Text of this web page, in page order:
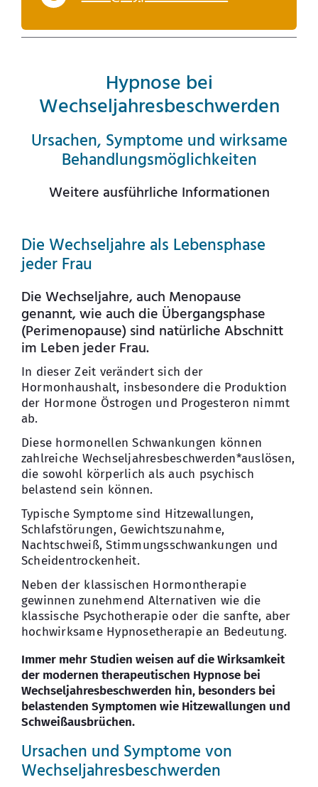
Hypnose bei
Wechseljahresbeschwerden
Ursachen, Symptome und wirksame
Behandlungsmöglichkeiten
Weitere ausführliche Informationen
Die Wechseljahre als Lebensphase
jeder Frau
Die Wechseljahre, auch Menopause
genannt, wie auch die Übergangsphase
(Perimenopause) sind natürliche Abschnitt
im Leben jeder Frau.
In dieser Zeit verändert sich der
Hormonhaushalt, insbesondere die Produktion
der Hormone Östrogen und Progesteron nimmt
ab.
Diese hormonellen Schwankungen können
zahlreiche Wechseljahresbeschwerden*auslösen,
die sowohl körperlich als auch psychisch
belastend sein können.
Typische Symptome sind Hitzewallungen,
Schlafstörungen, Gewichtszunahme,
Nachtschweiß, Stimmungsschwankungen und
Scheidentrockenheit.
Neben der klassischen Hormontherapie
gewinnen zunehmend Alternativen wie die
klassische Psychotherapie oder die sanfte, aber
hochwirksame Hypnosetherapie an Bedeutung.
Immer mehr Studien weisen auf die Wirksamkeit
der modernen therapeutischen Hypnose bei
Wechseljahresbeschwerden hin, besonders bei
belastenden Symptomen wie Hitzewallungen und
Schweißausbrüchen.
Ursachen und Symptome von
Wechseljahresbeschwerden